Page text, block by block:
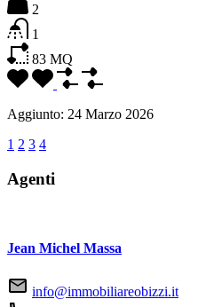
2
1
83 MQ
Aggiunto: 24 Marzo 2026
1 2 3 4
Agenti
Jean Michel Massa
info@immobiliareobizzi.it